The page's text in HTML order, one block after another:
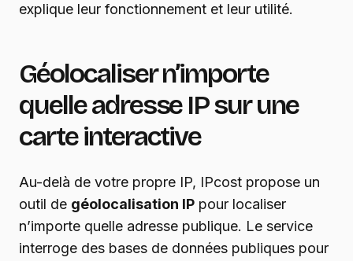
explique leur fonctionnement et leur utilité.
Géolocaliser n’importe
quelle adresse IP sur une
carte interactive
Au-delà de votre propre IP, IPcost propose un
outil de géolocalisation IP pour localiser
n’importe quelle adresse publique. Le service
interroge des bases de données publiques pour